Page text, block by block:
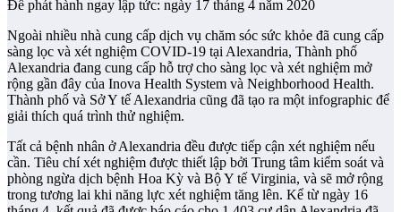
Để phát hành ngay lập tức: ngày 17 tháng 4 năm 2020
Ngoài nhiều nhà cung cấp dịch vụ chăm sóc sức khỏe đã cung cấp
sàng lọc và xét nghiệm COVID-19 tại Alexandria, Thành phố
Alexandria đang cung cấp hỗ trợ cho sàng lọc và xét nghiệm mở
rộng gần đây của Inova Health System và Neighborhood Health.
Thành phố và Sở Y tế Alexandria cũng đã tạo ra một infographic để
giải thích quá trình thử nghiệm.
Tất cả bệnh nhân ở Alexandria đều được tiếp cận xét nghiệm nếu
cần. Tiêu chí xét nghiệm được thiết lập bởi Trung tâm kiểm soát và
phòng ngừa dịch bệnh Hoa Kỳ và Bộ Y tế Virginia, và sẽ mở rộng
trong tương lai khi năng lực xét nghiệm tăng lên. Kể từ ngày 16